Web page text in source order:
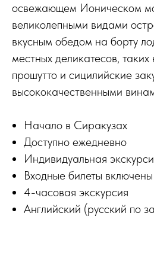
освежающем Ионическом
великолепными видами
вкусным обедом на борту
местных деликатесов,
прошутто и сицилийские
высококачественными
Начало в Сиракузах
Доступно ежедневно
Индивидуальная
Входные билеты включены
4-часовая экскурсия
Английский (русский по